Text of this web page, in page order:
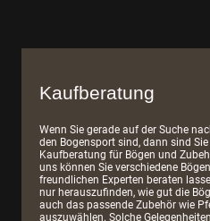
Kaufberatung
Wenn Sie gerade auf der Suche
den Bogensport sind, dann sind
Kaufberatung für Bögen und
uns können Sie verschiedene
freundlichen Experten beraten
nur herauszufinden, wie gut die
auch das passende Zubehör wie
auszuwählen. Solche